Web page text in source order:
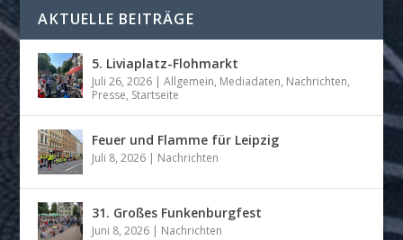
AKTUELLE BEITRÄGE
5. Liviaplatz-Flohmarkt
Juli 26, 2026 |Allgemein, Mediadaten, Nachrichten,
Presse, Startseite
Feuer und Flamme für Leipzig
Juli 8, 2026 | Nachrichten
31. Großes Funkenburgfest
Juni 8, 2026 | Nachrichten